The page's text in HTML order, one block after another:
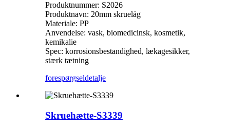
Produktnummer: S2026
Produktnavn: 20mm skruelåg
Materiale: PP
Anvendelse: vask, biomedicinsk, kosmetik,
kemikalie
Spec: korrosionsbestandighed, lækagesikker,
stærk tætning
forespørgseldetalje
Skruehætte-S3339